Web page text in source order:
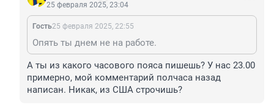
25 февраля 2025, 23:04
Гость25 февраля 2025, 22:55
Опять ты днем не на работе.
А ты из какого часового пояса пишешь? У нас 23.00
примерно, мой комментарий полчаса назад
написан. Никак, из США строчишь?